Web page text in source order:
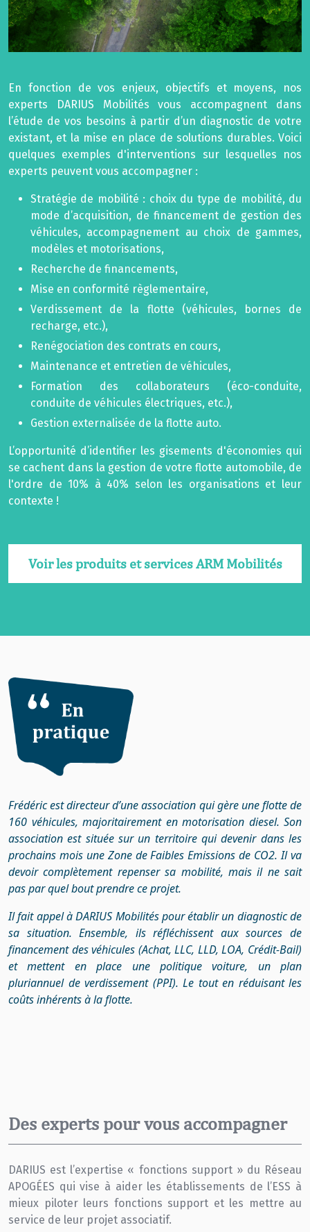
En fonction de vos enjeux, objectifs et moyens, nos
experts DARIUS Mobilités vous accompagnent dans
l’étude de vos besoins à partir d’un diagnostic de votre
existant, et la mise en place de solutions durables. Voici
quelques exemples d'interventions sur lesquelles nos
experts peuvent vous accompagner :
Stratégie de mobilité : choix du type de mobilité, du
mode d’acquisition, de financement de gestion des
véhicules, accompagnement au choix de gammes,
modèles et motorisations,
Recherche de financements,
Mise en conformité règlementaire,
Verdissement de la flotte (véhicules, bornes de
recharge, etc.),
Renégociation des contrats en cours,
Maintenance et entretien de véhicules,
Formation des collaborateurs (éco-conduite,
conduite de véhicules électriques, etc.),
Gestion externalisée de la flotte auto.
L’opportunité d’identifier les gisements d'économies qui
se cachent dans la gestion de votre flotte automobile, de
l'ordre de 10% à 40% selon les organisations et leur
contexte !
Voir les produits et services ARM Mobilités
Frédéric est directeur d’une association qui gère une flotte de
160 véhicules, majoritairement en motorisation diesel. Son
association est située sur un territoire qui devenir dans les
prochains mois une Zone de Faibles Emissions de CO2. Il va
devoir complètement repenser sa mobilité, mais il ne sait
pas par quel bout prendre ce projet.
Il fait appel à DARIUS Mobilités pour établir un diagnostic de
sa situation. Ensemble, ils réfléchissent aux sources de
financement des véhicules (Achat, LLC, LLD, LOA, Crédit-Bail)
et mettent en place une politique voiture, un plan
pluriannuel de verdissement (PPI). Le tout en réduisant les
coûts inhérents à la flotte.
Des experts pour vous accompagner
DARIUS est l’expertise « fonctions support » du Réseau
APOGÉES qui vise à aider les établissements de l’ESS à
mieux piloter leurs fonctions support et les mettre au
service de leur projet associatif.